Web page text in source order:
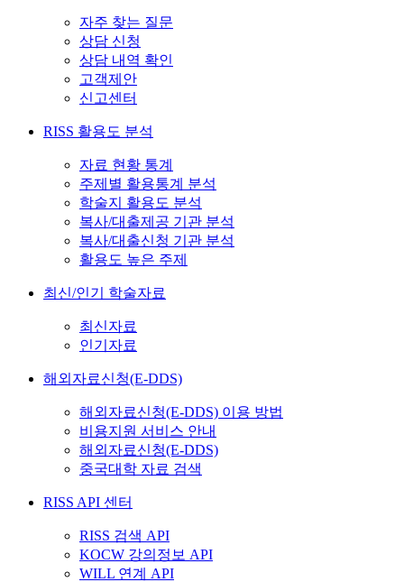
자주 찾는 질문
상담 신청
상담 내역 확인
고객제안
신고센터
RISS 활용도 분석
자료 현황 통계
주제별 활용통계 분석
학술지 활용도 분석
복사/대출제공 기관 분석
복사/대출신청 기관 분석
활용도 높은 주제
최신/인기 학술자료
최신자료
인기자료
해외자료신청(E-DDS)
해외자료신청(E-DDS) 이용 방법
비용지원 서비스 안내
해외자료신청(E-DDS)
중국대학 자료 검색
RISS API 센터
RISS 검색 API
KOCW 강의정보 API
WILL 연계 API